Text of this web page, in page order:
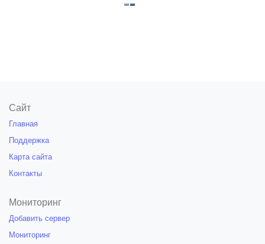
Сайт
Главная
Поддержка
Карта сайта
Контакты
Мониторинг
Добавить сервер
Мониторинг